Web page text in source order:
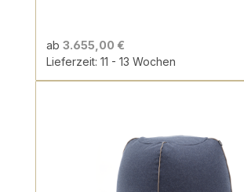
ab 3.655,00 €
Lieferzeit: 11 - 13 Wochen